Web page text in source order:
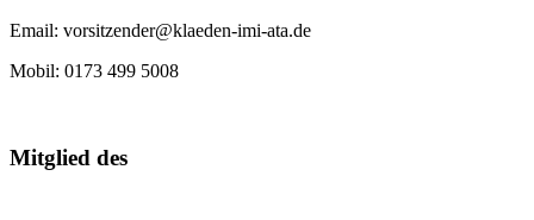
Email: vorsitzender@klaeden-imi-ata.de
Mobil: 0173 499 5008
Mitglied des